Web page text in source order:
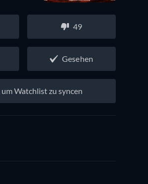
49
Gesehen
um Watchlist zu syncen